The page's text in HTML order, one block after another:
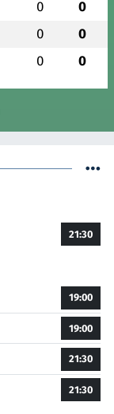
0 0
0 0
0 0
21:30
19:00
19:00
21:30
21:30